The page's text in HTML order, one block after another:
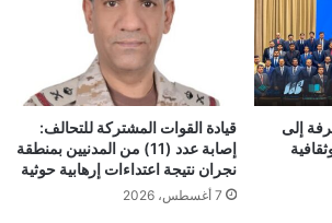
إلى
قيادة القوات المشتركة للتحالف:
إصابة عدد (11) من المدنيين بمنطقة
نجران نتيجة اعتداءات إرهابية حوثية
7 أغسطس، 2026